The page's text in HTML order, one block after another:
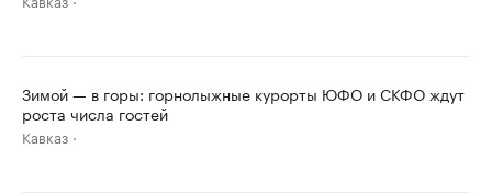
Зимой — в горы: горнолыжные курорты ЮФО и СКФО ждут
роста числа гостей
Кавказ